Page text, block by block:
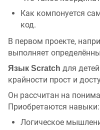
Как компонуется
код.
В первом проекте,
выполняет
Язык Scratch для
крайности прост и
Он рассчитан на
Приобретаются навыки:
Логическое